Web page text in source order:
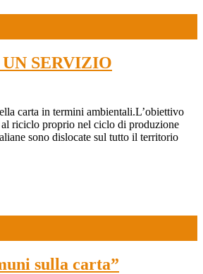
SERVIZIO
carta in termini ambientali.L’obiettivo
al riciclo proprio nel ciclo di produzione
sono dislocate sul tutto il territorio
sulla carta”